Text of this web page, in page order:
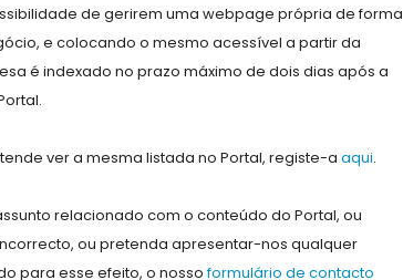
de gerirem uma webpage própria de forma
e colocando o mesmo acessível a partir da
é indexado no prazo máximo de dois dias após a
ver a mesma listada no Portal, registe-a aqui.
relacionado com o conteúdo do Portal, ou
ou pretenda apresentar-nos qualquer
para esse efeito, o nossoformulário de contacto